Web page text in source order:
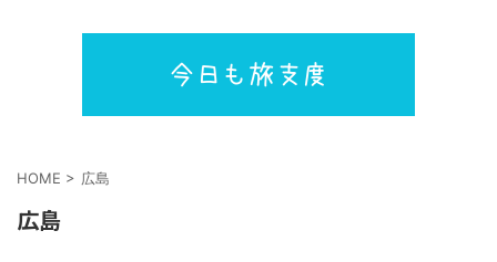
HOME > 広島
広島